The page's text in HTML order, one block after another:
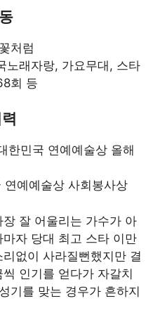
처럼
노래자랑, 가요무대, 스타
회 등
한민국 연예예술상 올해
연예예술상 사회봉사상
잘 어울리는 가수가 아
자 당대 최고 스타 이만
없이 사라질뻔했지만 결
인기를 얻다가 자갈치
기를 맞는 경우가 흔하지